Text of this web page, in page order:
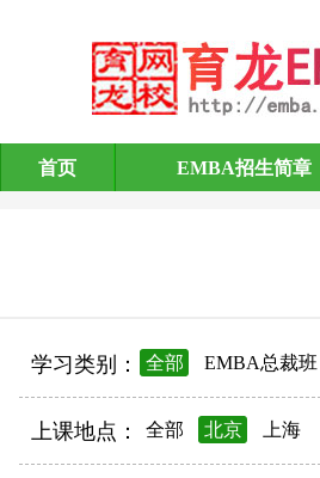
EMBA招生简章
首页 EMBA招生简章
学习类别： 全部 EMBA总裁班
上课地点： 全部 北京 上海